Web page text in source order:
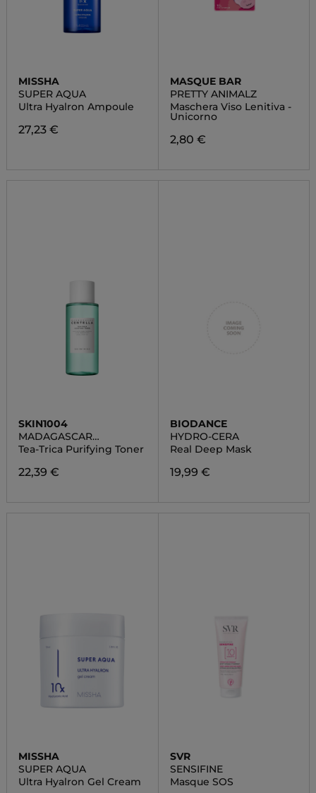
MISSHA
SUPER AQUA
Ultra Hyalron Ampoule
27,23 €
MASQUE BAR
PRETTY ANIMALZ
Maschera Viso Lenitiva -
Unicorno
2,80 €
SKIN1004
MADAGASCAR
CENTELLA
Tea-Trica Purifying Toner
22,39 €
BIODANCE
HYDRO-CERA
Real Deep Mask
19,99 €
MISSHA
SUPER AQUA
Ultra Hyalron Gel Cream
SVR
SENSIFINE
Masque SOS